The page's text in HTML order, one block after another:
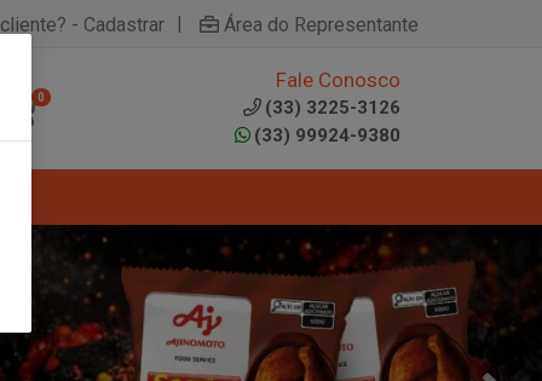
- Cadastrar | Área do Representante
0
Fale Conosco
(33) 3225-3126
(33) 99924-9380